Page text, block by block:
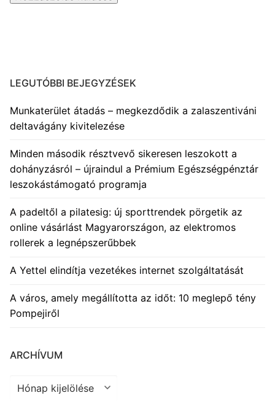
LEGUTÓBBI BEJEGYZÉSEK
Munkaterület átadás – megkezdődik a zalaszentiváni
deltavágány kivitelezése
Minden második résztvevő sikeresen leszokott a
dohányzásról – újraindul a Prémium Egészségpénztár
leszokástámogató programja
A padeltől a pilatesig: új sporttrendek pörgetik az
online vásárlást Magyarországon, az elektromos
rollerek a legnépszerűbbek
A Yettel elindítja vezetékes internet szolgáltatását
A város, amely megállította az időt: 10 meglepő tény
Pompejiről
ARCHÍVUM
Archívum